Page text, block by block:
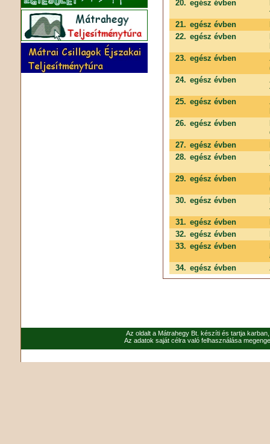
20. egész évben
21. egész évben
22. egész évben
23. egész évben
24. egész évben
25. egész évben
26. egész évben
27. egész évben
28. egész évben
29. egész évben
30. egész évben
31. egész évben
32. egész évben
33. egész évben
34. egész évben
Az oldalt a Mátrahegy Bt. készíti és tartja
Az adatok saját célra való felhasználása